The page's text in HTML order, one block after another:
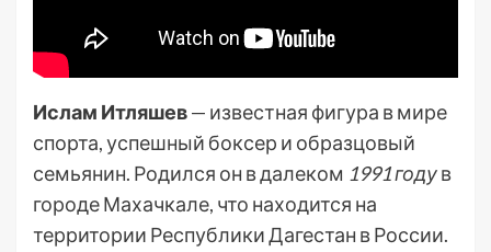
Ислам Итляшев— известная фигура в мире
спорта, успешный боксер и образцовый
семьянин. Родился он в далеком 1991 годув
городе Махачкале, что находится на
территории Республики Дагестан в России.